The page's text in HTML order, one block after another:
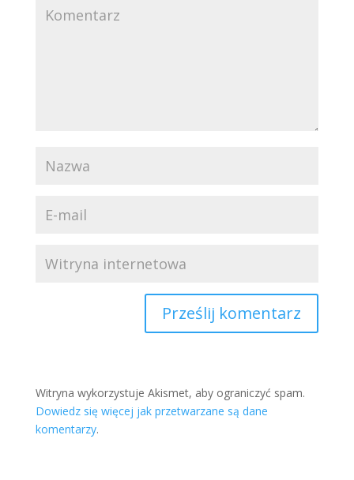
Witryna wykorzystuje Akismet, aby ograniczyć spam.
Dowiedz się więcej jak przetwarzane są dane
komentarzy.